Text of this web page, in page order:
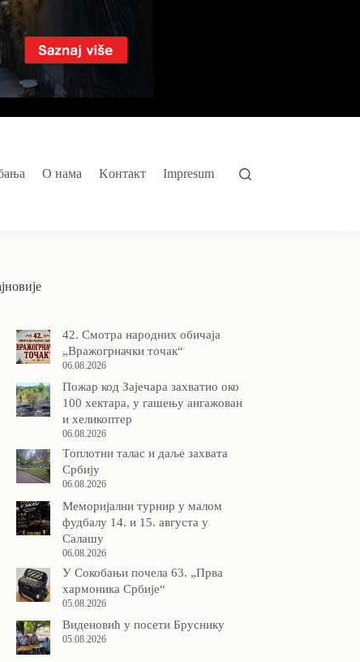
O нама Kонтакт Impresum
42. Смотра народних обичаја
„Вражогрначки точак“
06.08.2026
Пожар код Зајечара захватио око
100 хектара, у гашењу ангажован
и хеликоптер
06.08.2026
Tоплотни талас и даље захвата
Србију
06.08.2026
Меморијални турнир у малом
фудбалу 14. и 15. августа у
Салашу
06.08.2026
У Сокобањи почела 63. „Прва
хармоника Србије“
05.08.2026
Виденовић у посети Бруснику
05.08.2026